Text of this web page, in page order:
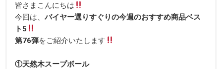
皆さまこんにちは
今回は、バイヤー選りすぐりの今週のおすすめ商品ベス
ト5
第76弾をご紹介いたします
①天然木スープボール